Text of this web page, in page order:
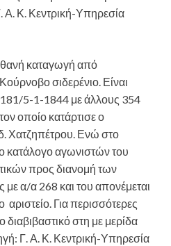
Α. Κ. Κεντρική-Υπηρεσία
καταγωγή από
σιδερένιο. Είναι
5-1-1844 με άλλους 354
οποίο κατάρτισε ο
Χατζηπέτρου. Ενώ στο
κατάλογο αγωνιστών του
προς διανομή των
με α/α 268 και του απονέμεται
αριστείο. Για περισσότερες
διαβιβαστικό στη με μερίδα
Γ. Α. Κ. Κεντρική-Υπηρεσία